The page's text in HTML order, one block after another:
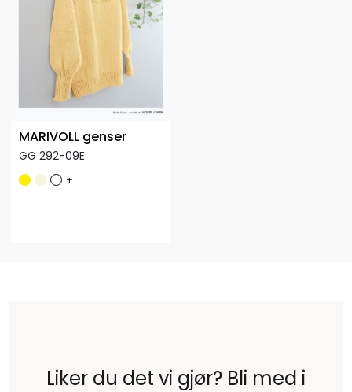
MARIVOLL genser
GG 292-09E
+
Liker du det vi gjør? Bli med i